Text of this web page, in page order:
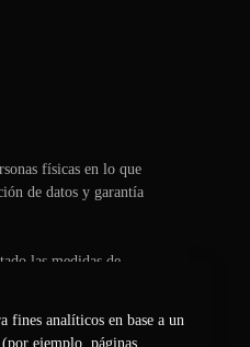
fines analíticos en base a un
ejemplo, páginas
físicas en lo que
de datos y garantía
las medidas de